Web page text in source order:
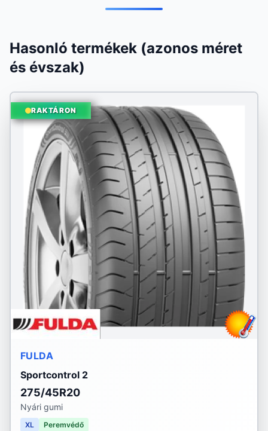
Hasonló termékek (azonos méret
és évszak)
RAKTÁRON
FULDA
Sportcontrol 2
275/45R20
Nyári gumi
XL Peremvédő